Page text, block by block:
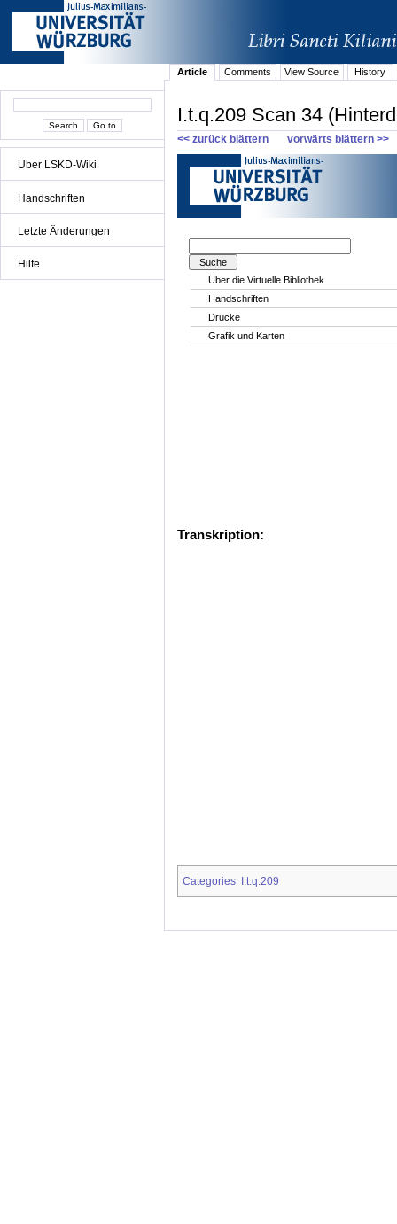
Über LSKD-Wiki
Handschriften
Letzte Änderungen
Hilfe
Article Comments View Source History
I.t.q.209 Scan 34
<< zurück blättern vorwärts blättern >>
Transkription:
Categories: I.t.q.209